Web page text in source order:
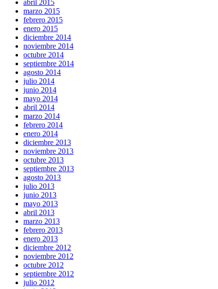
abril 2015
marzo 2015
febrero 2015
enero 2015
diciembre 2014
noviembre 2014
octubre 2014
septiembre 2014
agosto 2014
julio 2014
junio 2014
mayo 2014
abril 2014
marzo 2014
febrero 2014
enero 2014
diciembre 2013
noviembre 2013
octubre 2013
septiembre 2013
agosto 2013
julio 2013
junio 2013
mayo 2013
abril 2013
marzo 2013
febrero 2013
enero 2013
diciembre 2012
noviembre 2012
octubre 2012
septiembre 2012
julio 2012